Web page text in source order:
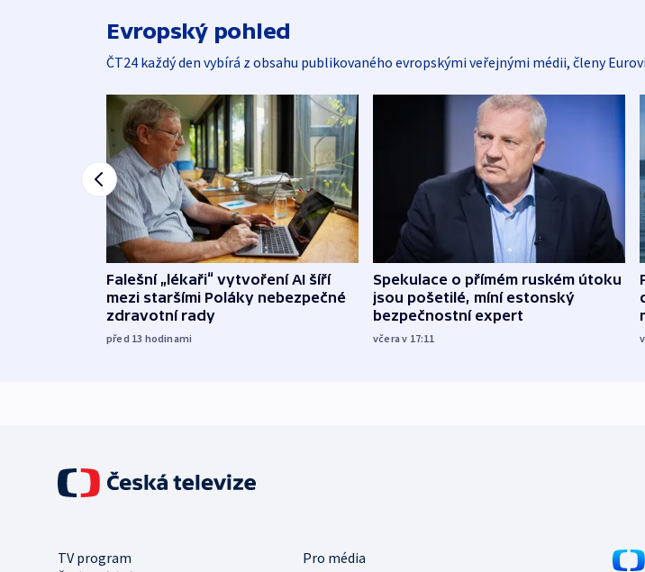
Evropský pohled
ČT24 každý den vybírá z obsahu publikovaného evropskými veřejnými médii, členy
Falešní „lékaři“ vytvoření AI šíří
mezi staršími Poláky nebezpečné
zdravotní rady
před 13 hodinami
Spekulace o přímém ruském útoku
jsou pošetilé, míní estonský
bezpečnostní expert
včera v 17:11
TV program
Pro média